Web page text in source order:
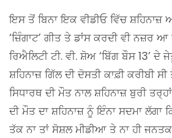
ਇਸ ਤੋਂ ਬਿਨਾ ਇਕ ਵੀਡੀਓ ਵਿੱਚ ਸ਼ਹਿਨਾਜ਼
‘ਜ਼ਿੰਗਾਟ’ ਗੀਤ ਤੇ ਡਾਂਸ ਕਰਦੀ ਵੀ ਨਜ਼ਰ
ਰਿਐਲਿਟੀ ਟੀ. ਵੀ. ਸ਼ੋਅ ‘ਬਿੱਗ ਬੌਸ 13’ ਦੇ
ਸ਼ਹਿਨਾਜ਼ ਗਿੱਲ ਦੀ ਦੋਸਤੀ ਕਾਫ਼ੀ ਕਰੀਬੀ
ਸਿਧਾਰਥ ਦੀ ਮੌਤ ਨਾਲ ਸ਼ਹਿਨਾਜ਼ ਬੁਰੀ
ਦੀ ਮੌਤ ਦਾ ਸ਼ਹਿਨਾਜ਼ ਨੂੰ ਇੰਨਾ ਸਦਮਾ
ਤੱਕ ਨਾ ਤਾਂ ਸੋਸ਼ਲ ਮੀਡੀਆ ਤੇ ਨਾ ਹੀ